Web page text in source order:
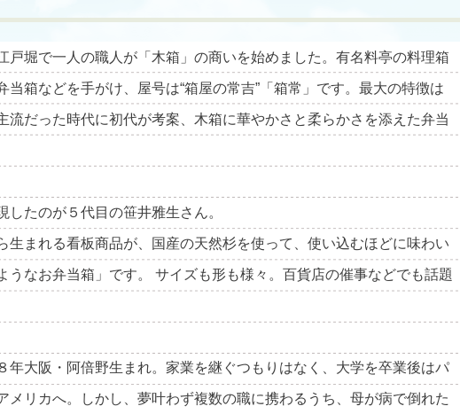
戸堀で一人の職人が「木箱」の商いを始めました。有名料亭の料理箱
当箱などを手がけ、屋号は“箱屋の常吉”「箱常」です。最大の特徴は
流だった時代に初代が考案、木箱に華やかさと柔らかさを添えた弁当
したのが５代目の笹井雅生さん。
生まれる看板商品が、国産の天然杉を使って、使い込むほどに味わい
うなお弁当箱」です。 サイズも形も様々。百貨店の催事などでも話題
年大阪・阿倍野生まれ。家業を継ぐつもりはなく、大学を卒業後はパ
メリカへ。しかし、夢叶わず複数の職に携わるうち、母が病で倒れた